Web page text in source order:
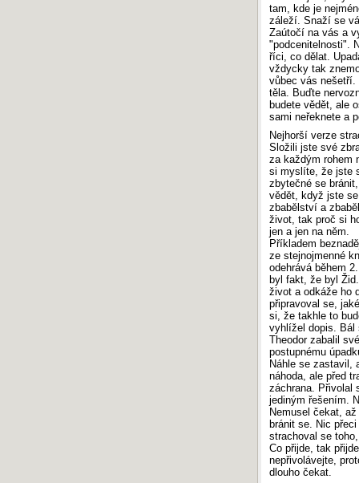
tam, kde je
záleží. Snaží se
Zaútočí na vás a
"podcenitelnosti".
říci, co dělat.
vždycky tak
vůbec vás nešetří.
těla. Buďte
budete vědět, ale
sami neřeknete a
Nejhorší verze
Složili jste své
za každým rohem
si myslíte, že jste
zbytečné se
vědět, když jste
zbabělství a
život, tak proč si
jen a jen na něm.
Příkladem
ze stejnojmenné
odehrává během
byl fakt, že byl
život a odkáže ho
připravoval se,
si, že takhle to
vyhlížel dopis. Bál
Theodor zabalil
postupnému
Náhle se zastavil,
náhoda, ale před
záchrana. Přivolal
jediným řešením.
Nemusel čekat,
bránit se. Nic
strachoval se
Co přijde, tak
nepřivolávejte,
dlouho čekat.